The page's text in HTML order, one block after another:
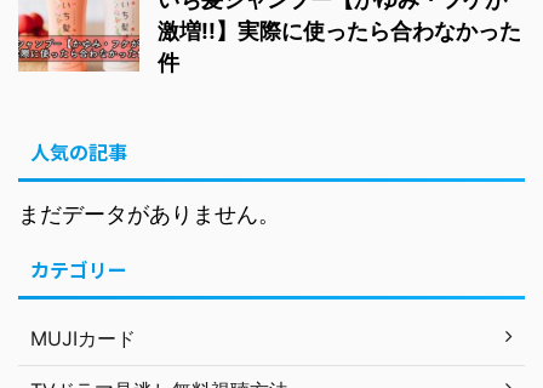
激増!!】実際に使ったら合わなかった
件
人気の記事
まだデータがありません。
カテゴリー
MUJIカード